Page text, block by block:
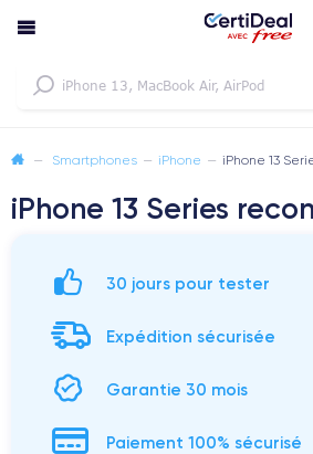
— Smartphones — iPhone — iPhone 13
iPhone 13 Series
30 jours pour tester
Expédition sécurisée
Garantie 30 mois
Paiement 100% sécurisé